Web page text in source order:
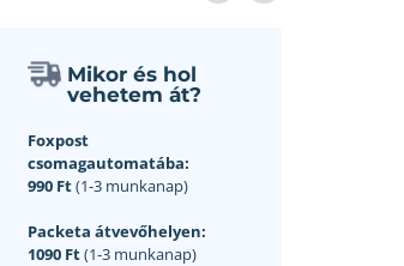
Mikor és hol
vehetem át?
Foxpost
csomagautomatába:
990 Ft(1-3 munkanap)
Packeta átvevőhelyen:
1090 Ft(1-3 munkanap)